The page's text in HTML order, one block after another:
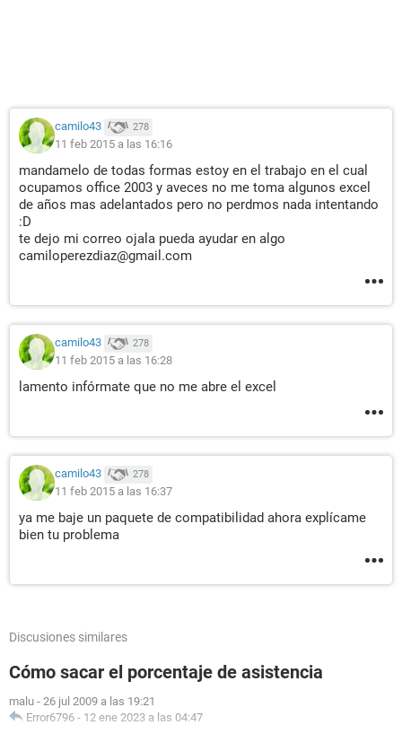
camilo43 278
11 feb 2015 a las 16:16
mandamelo de todas formas estoy en el trabajo en el cual
ocupamos office 2003 y aveces no me toma algunos excel
de años mas adelantados pero no perdmos nada intentando
:D
te dejo mi correo ojala pueda ayudar en algo
camiloperezdiaz@gmail.com
camilo43 278
11 feb 2015 a las 16:28
lamento infórmate que no me abre el excel
camilo43 278
11 feb 2015 a las 16:37
ya me baje un paquete de compatibilidad ahora explícame
bien tu problema
Discusiones similares
Cómo sacar el porcentaje de asistencia
malu - 26 jul 2009 a las 19:21
Error6796 - 12 ene 2023 a las 04:47